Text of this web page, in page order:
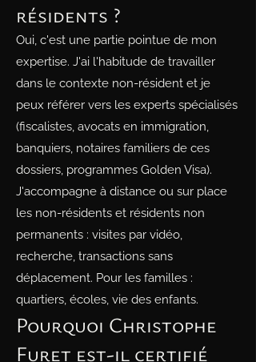
résidents ?
Oui, c'est une partie pointue de mon
expertise. J'ai l'habitude de travailler
dans le contexte non-résident et je
peux référer vers les experts spécialisés
(fiscalistes, avocats en immigration,
banquiers, notaires familiers de ces
dossiers, programmes Golden Visa).
J'accompagne à distance ou sur place
les non-résidents et résidents non
permanents : visites par vidéo,
recherche, transactions sans
déplacement. Pour les familles :
quartiers, écoles, vie des enfants.
Pourquoi Christophe
Furet est-il certifié